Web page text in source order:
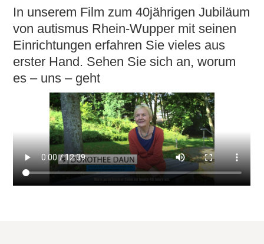
In unserem Film zum 40jährigen Jubiläum
von autismus Rhein-Wupper mit seinen
Einrichtungen erfahren Sie vieles aus
erster Hand. Sehen Sie sich an, worum
es – uns – geht